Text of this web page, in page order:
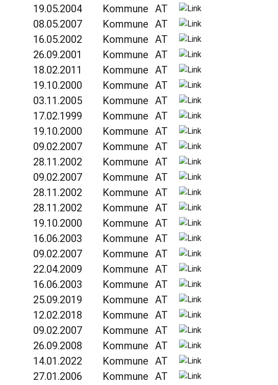
19.05.2004 Kommune AT
08.05.2007 Kommune AT
16.05.2002 Kommune AT
26.09.2001 Kommune AT
18.02.2011 Kommune AT
19.10.2000 Kommune AT
03.11.2005 Kommune AT
17.02.1999 Kommune AT
19.10.2000 Kommune AT
09.02.2007 Kommune AT
28.11.2002 Kommune AT
09.02.2007 Kommune AT
28.11.2002 Kommune AT
28.11.2002 Kommune AT
19.10.2000 Kommune AT
16.06.2003 Kommune AT
09.02.2007 Kommune AT
22.04.2009 Kommune AT
16.06.2003 Kommune AT
25.09.2019 Kommune AT
12.02.2018 Kommune AT
09.02.2007 Kommune AT
26.09.2008 Kommune AT
14.01.2022 Kommune AT
27.01.2006 Kommune AT